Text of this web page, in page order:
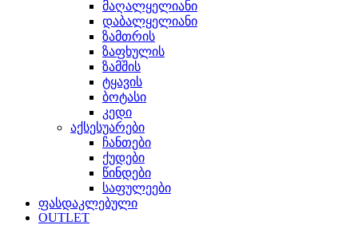
მაღალყელიანი
დაბალყელიანი
ზამთრის
ზაფხულის
ზამშის
ტყავის
ბოტასი
კედი
აქსესუარები
ჩანთები
ქუდები
წინდები
საფულეები
ფასდაკლებული
OUTLET